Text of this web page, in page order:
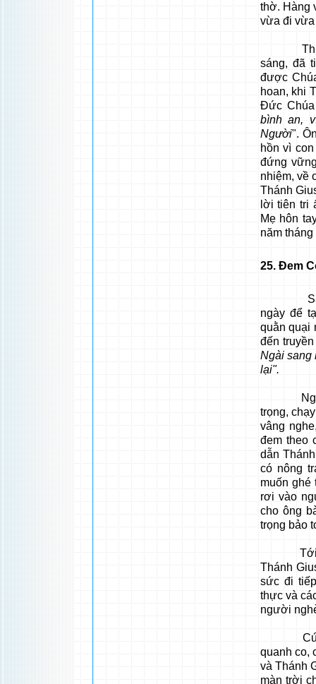
thờ. Hàng
vừa đi vừa
Thượng
sáng, đã
được
hoan, khi
Đức
bình an,
Người".
hồn vì
đứng
nhiệm, về
Thánh
lời tiên tri
Mẹ hôn
năm
25. Đem
Sau
ngày để
quằn quại
đến
Ngài sang
lại".
Ngay
trọng,
vâng
đem theo
dẫn
có nông
muốn ghé
rơi vào
cho ông
trọng bảo
Tới gần
Thánh
sức đi
thực và
người
Cứ như
quanh co,
và Thánh
màn trời